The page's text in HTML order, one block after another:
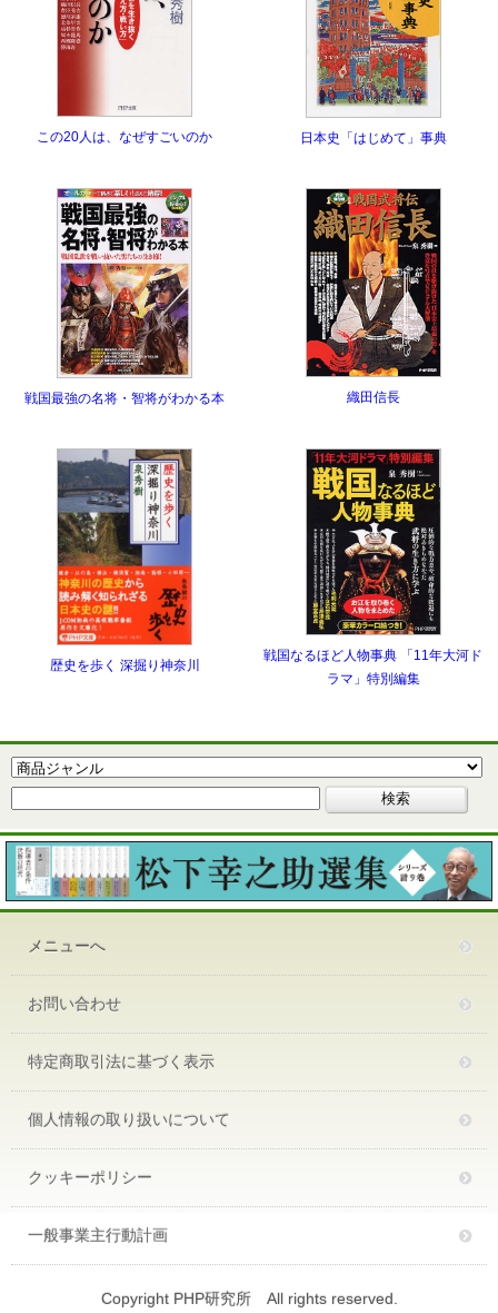
この20人は、なぜすごいのか 日本史「はじめて」事典
戦国最強の名将・智将がわかる本 織田信長
歴史を歩く 深掘り神奈川
戦国なるほど人物事典 「11年大河ド
ラマ」特別編集
メニューへ
お問い合わせ
特定商取引法に基づく表示
個人情報の取り扱いについて
クッキーポリシー
一般事業主行動計画
Copyright PHP研究所 All rights reserved.